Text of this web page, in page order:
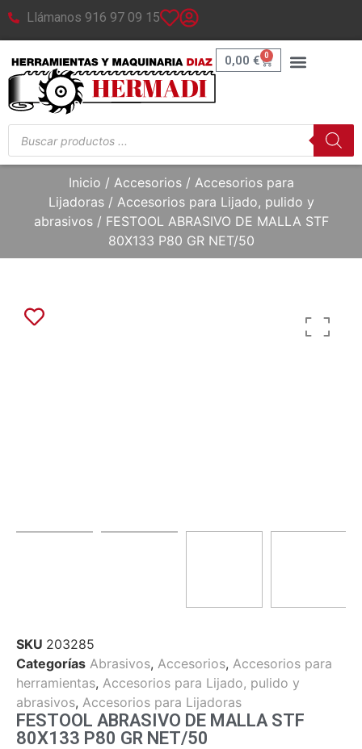
Llámanos 916 97 09 15
0,00 € 0
Inicio / Accesorios/ Accesorios para
Lijadoras/ Accesorios para Lijado, pulido y
abrasivos/ FESTOOL ABRASIVO DE MALLA STF
80X133 P80 GR NET/50
SKU 203285
Categorías Abrasivos, Accesorios, Accesorios para
herramientas, Accesorios para Lijado, pulido y
abrasivos, Accesorios para Lijadoras
FESTOOL ABRASIVO DE MALLA STF
80X133 P80 GR NET/50